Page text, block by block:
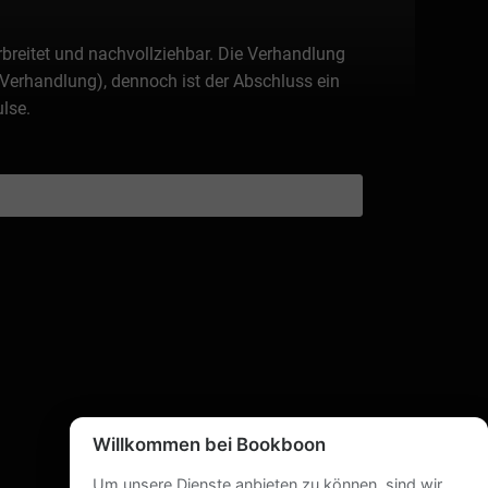
und nachvollziehbar. Die Verhandlung
dennoch ist der Abschluss ein
Willkommen bei Bookboon